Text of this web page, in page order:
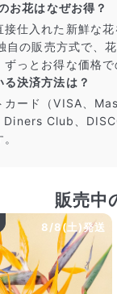
お花はなぜお得？
接仕入れた新鮮な
自の販売方式で、
ずっとお得な価格で
る決済方法は？
カード（VISA、
Club、
販売中
8/8(土)発送